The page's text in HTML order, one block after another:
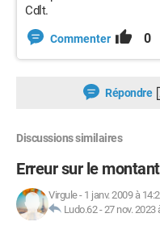
Cdlt.
Commenter 0
Répondre
Discussions similaires
Erreur sur le
Virgule- 1 janv. 2009 à
Ludo.62-27 nov. 2023